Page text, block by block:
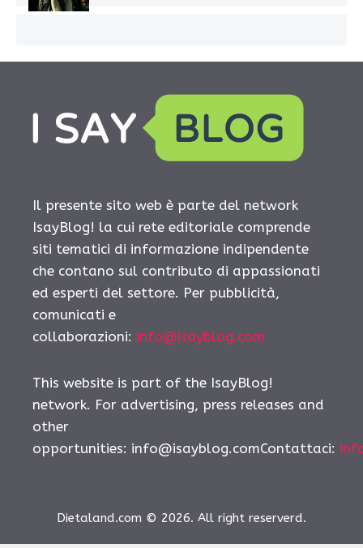
Il presente sito web è parte del network
IsayBlog! la cui rete editoriale comprende
siti tematici di informazione indipendente
che contano sul contributo di appassionati
ed esperti del settore. Per pubblicità,
comunicati e
collaborazioni: info@isayblog.com
This website is part of the IsayBlog!
network. For advertising, press releases and
other
opportunities: info@isayblog.comContattaci:
Dietaland.com © 2026. All right reserverd.